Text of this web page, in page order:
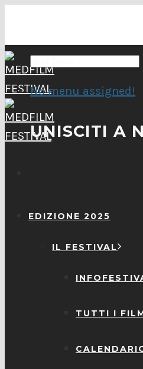
EDIZIONE 2025
IL FESTIVAL
TUTTI I
No menu assigned!
UNISCITI A